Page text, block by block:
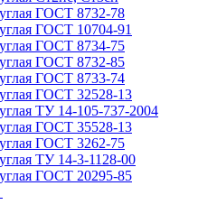
ГОСТ 8732-78
ГОСТ 10704-91
ГОСТ 8734-75
ГОСТ 8732-85
ГОСТ 8733-74
ГОСТ 32528-13
ТУ 14-105-737-2004
ГОСТ 35528-13
ГОСТ 3262-75
ТУ 14-3-1128-00
ГОСТ 20295-85